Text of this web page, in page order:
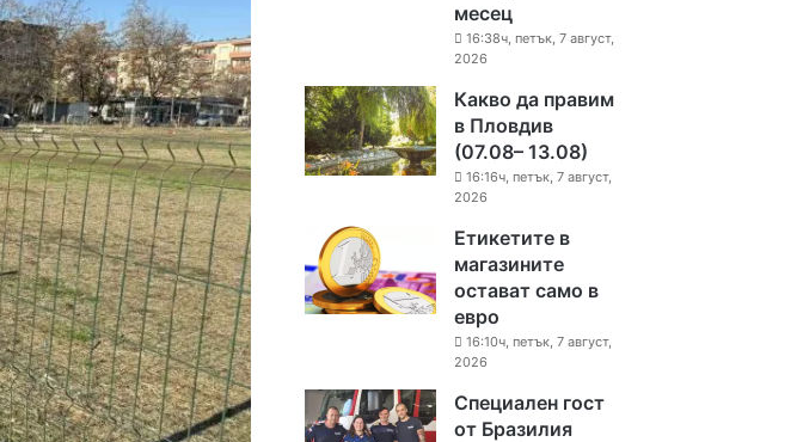
месец
16:38ч, петък, 7 август,
2026
Какво да правим
в Пловдив
(07.08– 13.08)
16:16ч, петък, 7 август,
2026
Етикетите в
магазините
остават само в
евро
16:10ч, петък, 7 август,
2026
Специален гост
от Бразилия